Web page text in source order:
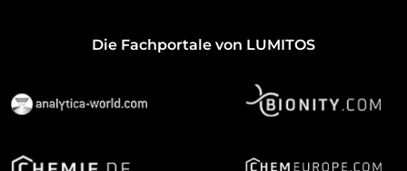
Die Fachportale von LUMITOS